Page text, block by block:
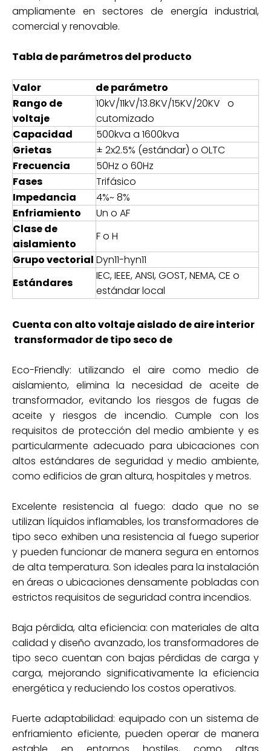
ampliamente en sectores de energía industrial,
comercial y renovable.
Tabla de parámetros del producto
Valor
de parámetro
Rango de
voltaje
10kV/11kV/13.8KV/15KV/20KV o
cutomizado
Capacidad
500kva a 1600kva
Grietas
± 2x2.5% (estándar) o OLTC
Frecuencia
50Hz o 60Hz
Fases
Trifásico
Impedancia
4%~ 8%
Enfriamiento
Un o AF
Clase de
aislamiento
F o H
Grupo vectorial Dyn11-hyn11
Estándares
IEC, IEEE, ANSI, GOST, NEMA, CE o
estándar local
Cuenta con alto voltaje aislado de aire interior
transformador de tipo seco de
Eco-Friendly: utilizando el aire como medio de
aislamiento, elimina la necesidad de aceite de
transformador, evitando los riesgos de fugas de
aceite y riesgos de incendio. Cumple con los
requisitos de protección del medio ambiente y es
particularmente adecuado para ubicaciones con
altos estándares de seguridad y medio ambiente,
como edificios de gran altura, hospitales y metros.
Excelente resistencia al fuego: dado que no se
utilizan líquidos inflamables, los transformadores de
tipo seco exhiben una resistencia al fuego superior
y pueden funcionar de manera segura en entornos
de alta temperatura. Son ideales para la instalación
en áreas o ubicaciones densamente pobladas con
estrictos requisitos de seguridad contra incendios.
Baja pérdida, alta eficiencia: con materiales de alta
calidad y diseño avanzado, los transformadores de
tipo seco cuentan con bajas pérdidas de carga y
carga, mejorando significativamente la eficiencia
energética y reduciendo los costos operativos.
Fuerte adaptabilidad: equipado con un sistema de
enfriamiento eficiente, pueden operar de manera